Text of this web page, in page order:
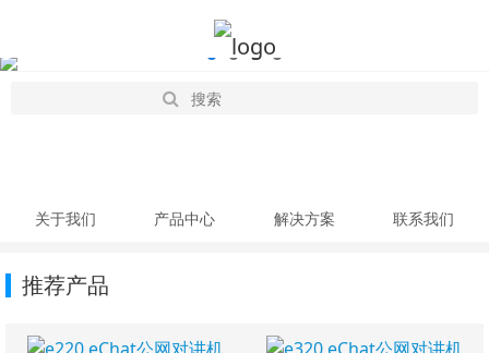
关于我们 产品中心 解决方案 联系我们
推荐产品